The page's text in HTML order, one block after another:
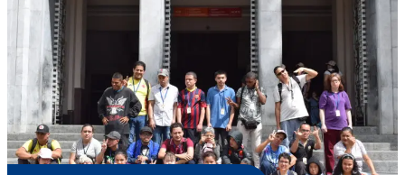
Programa Educación Para
Ingreso Y